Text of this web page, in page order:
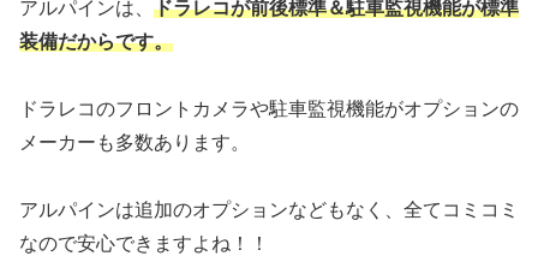
アルパインは、 ドラレコが前後標準＆駐車監視機能が標準
装備だからです。
ドラレコのフロントカメラや駐車監視機能がオプションの
メーカーも多数あります。
アルパインは追加のオプションなどもなく、全てコミコミ
なので安心できますよね！！